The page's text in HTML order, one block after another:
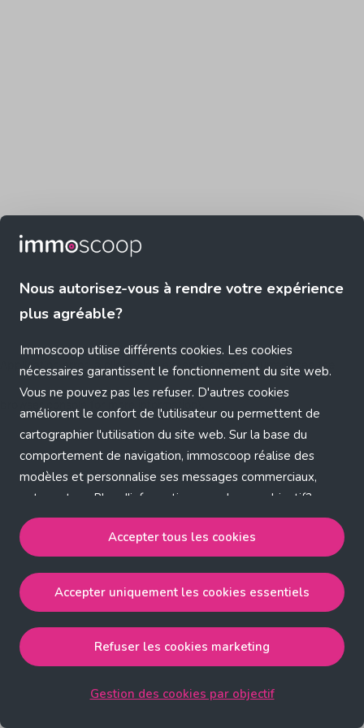
Nous autorisez-vous à rendre votre expérience
plus agréable?
Immoscoop utilise différents cookies. Les cookies
nécessaires garantissent le fonctionnement du site web.
Vous ne pouvez pas les refuser. D'autres cookies
améliorent le confort de l'utilisateur ou permettent de
cartographier l'utilisation du site web. Sur la base du
comportement de navigation, immoscoop réalise des
modèles et personnalise ses messages commerciaux,
entre autres. Plus d'informations sur chaque objectif?
Cliquez sur 'Gestion des cookies par objectif'.
Notre politique de cookies
Accepter tous les cookies
strictement nécessaires, performance, fonctionnalité et
publicité ciblée.
Accepter uniquement les cookies essentielsaccepte
les cookies strictement nécessaires.
Accepter tous les cookies
Accepter uniquement les cookies essentiels
Refuser les cookies marketing
Gestion des cookies par objectif
Application error: a client-side exception has occurred (see the
browser console for more information)